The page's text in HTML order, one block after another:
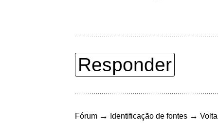
Responder
Fórum → Identificação de fontes →